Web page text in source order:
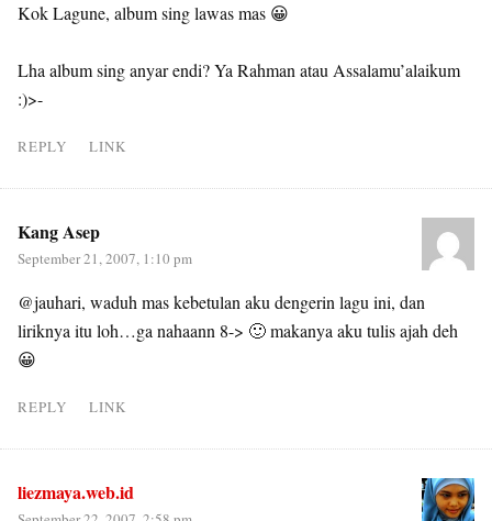
Kok Lagune, album sing lawas mas 😀
Lha album sing anyar endi? Ya Rahman atau Assalamu’alaikum
:)>-
REPLY LINK
Kang Asep
September 21, 2007, 1:10 pm
@jauhari, waduh mas kebetulan aku dengerin lagu ini, dan
liriknya itu loh…ga nahaann 8-> 🙂 makanya aku tulis ajah deh
😀
REPLY LINK
liezmaya.web.id